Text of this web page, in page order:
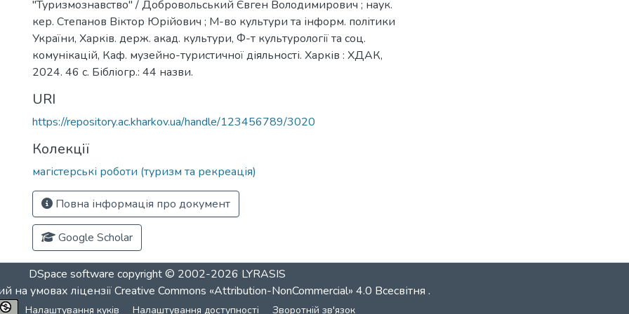
"Туризмознавство" / Добровольський Євген Володимирович ; наук.
кер. Степанов Віктор Юрійович ; М-во культури та інформ. політики
України, Харків. держ. акад. культури, Ф-т культурології та соц.
комунікацій, Каф. музейно-туристичної діяльності. Харків : ХДАК,
2024. 46 с. Бібліогр.: 44 назви.
URI
https://repository.ac.kharkov.ua/handle/123456789/3020
Колекції
магістерські роботи (туризм та рекреація)
Повна інформація про документ
Google Scholar
DSpace software copyright © 2002-2026 LYRASIS
на умовах ліцензіїCreative Commons «Attribution-NonCommercial» 4.0 Всесвітня .
Налаштування куків Налаштування доступності Зворотній зв'язок